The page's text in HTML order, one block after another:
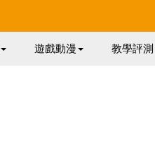
遊戲動漫 教學評測